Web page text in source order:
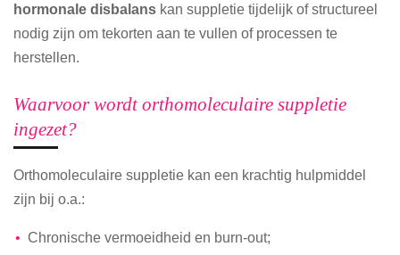
hormonale disbalans kan suppletie tijdelijk of structureel
nodig zijn om tekorten aan te vullen of processen te
herstellen.
Waarvoor wordt orthomoleculaire suppletie
ingezet?
Orthomoleculaire suppletie kan een krachtig hulpmiddel
zijn bij o.a.:
Chronische vermoeidheid en burn-out;